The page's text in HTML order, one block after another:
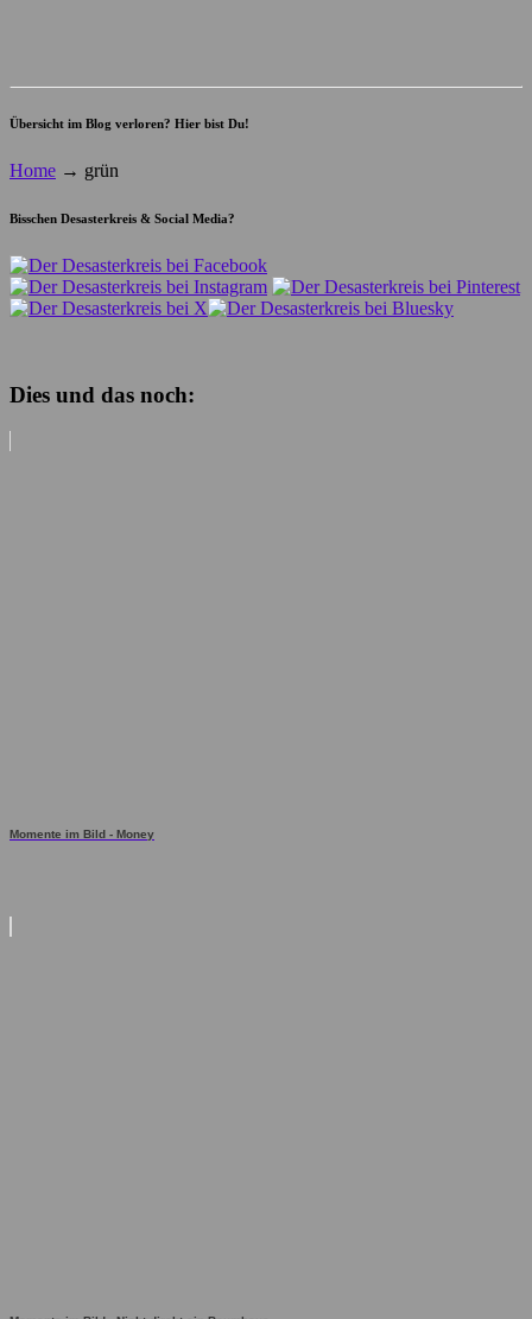
Übersicht im Blog verloren? Hier bist Du!
Home → grün
Bisschen Desasterkreis & Social Media?
Dies und das noch:
Momente im Bild - Money